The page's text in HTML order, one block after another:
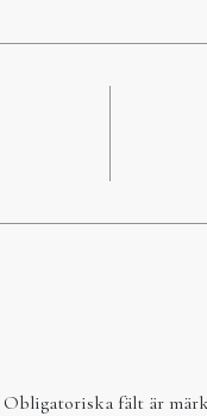
Obligatoriska fält är